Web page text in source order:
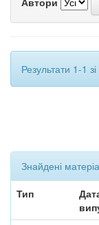
Результати 1-1
Знайдені
Тип